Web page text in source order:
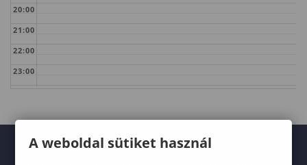
20:00
21:00
22:00
23:00
A weboldal sütiket használ